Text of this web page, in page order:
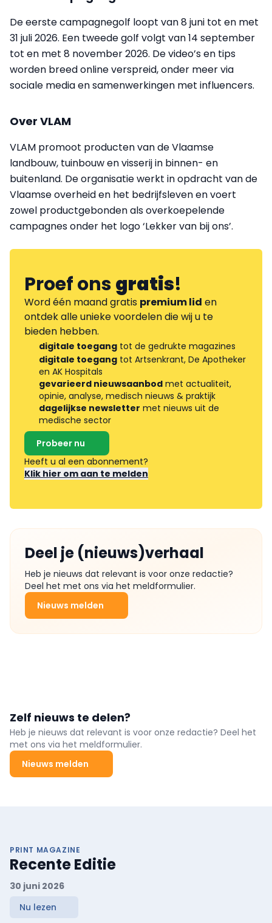
De eerste campagnegolf loopt van 8 juni tot en met
31 juli 2026. Een tweede golf volgt van 14 september
tot en met 8 november 2026. De video’s en tips
worden breed online verspreid, onder meer via
sociale media en samenwerkingen met influencers.
Over VLAM
VLAM promoot producten van de Vlaamse
landbouw, tuinbouw en visserij in binnen- en
buitenland. De organisatie werkt in opdracht van de
Vlaamse overheid en het bedrijfsleven en voert
zowel productgebonden als overkoepelende
campagnes onder het logo ‘Lekker van bij ons’.
Proef onsgratis!
Word één maand gratis premium lid en
ontdek alle unieke voordelen die wij u te
bieden hebben.
digitale toegang tot de gedrukte magazines
digitale toegang tot Artsenkrant, De Apotheker
en AK Hospitals
gevarieerd nieuwsaanbod met actualiteit,
opinie, analyse, medisch nieuws & praktijk
dagelijkse newsletter met nieuws uit de
medische sector
Probeer nu
Heeft u al een abonnement?
Klik hier om aan te melden
Deel je (nieuws)verhaal
Heb je nieuws dat relevant is voor onze redactie?
Deel het met ons via het meldformulier.
Nieuws melden
Zelf nieuws te delen?
Heb je nieuws dat relevant is voor onze redactie? Deel het
met ons via het meldformulier.
Nieuws melden
PRINT MAGAZINE
Recente Editie
30 juni 2026
Nu lezen